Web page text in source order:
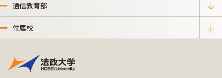
通信教育部
付属校